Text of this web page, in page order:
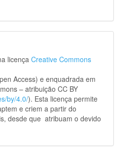
licençaCreative Commons
Access) e enquadrada em
– atribuição CC BY
by/4.0/). Esta licença permite
e criem a partir do
desde que atribuam o devido